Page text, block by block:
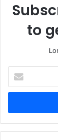
to
t
r
y